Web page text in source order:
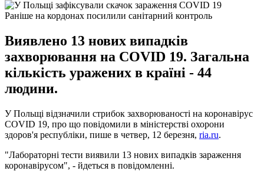
Раніше на кордонах посилили санітарний контроль
Виявлено 13 нових випадків
захворювання на COVID 19. Загальна
кількість уражених в країні - 44
людини.
У Польщі відзначили стрибок захворюваності на коронавірус
COVID 19, про що повідомили в міністерстві охорони
здоров'я республіки, пише в четвер, 12 березня, ria.ru.
"Лабораторні тести виявили 13 нових випадків зараження
коронавірусом", - йдеться в повідомленні.